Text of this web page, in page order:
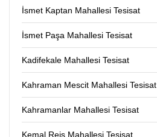
İsmet Kaptan Mahallesi Tesisat
İsmet Paşa Mahallesi Tesisat
Kadifekale Mahallesi Tesisat
Kahraman Mescit Mahallesi Tesisat
Kahramanlar Mahallesi Tesisat
Kemal Reis Mahallesi Tesisat